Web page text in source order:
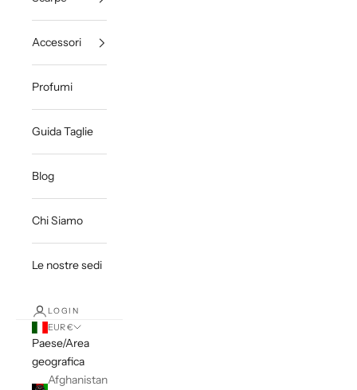
Accessori
Profumi
Guida Taglie
Blog
Chi Siamo
Le nostre sedi
LOGIN
EUR €
Paese/Area
geografica
Afghanistan